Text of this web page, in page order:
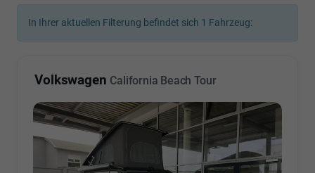
In Ihrer aktuellen Filterung befindet sich 1 Fahrzeug:
Volkswagen California Beach Tour